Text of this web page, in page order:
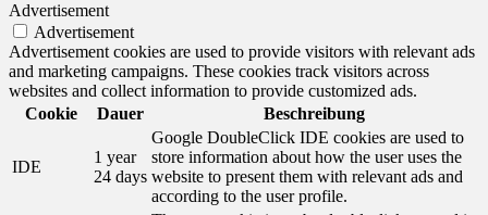
Advertisement
Advertisement
Advertisement cookies are used to provide visitors with relevant ads
and marketing campaigns. These cookies track visitors across
websites and collect information to provide customized ads.
Cookie
Dauer Beschreibung
IDE
1 year
24 days
Google DoubleClick IDE cookies are used to
store information about how the user uses the
website to present them with relevant ads and
according to the user profile.